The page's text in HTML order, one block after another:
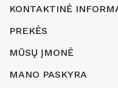
KONTAKTINĖ
PREKĖS
MŪSŲ ĮMONĖ
MANO PASKYRA